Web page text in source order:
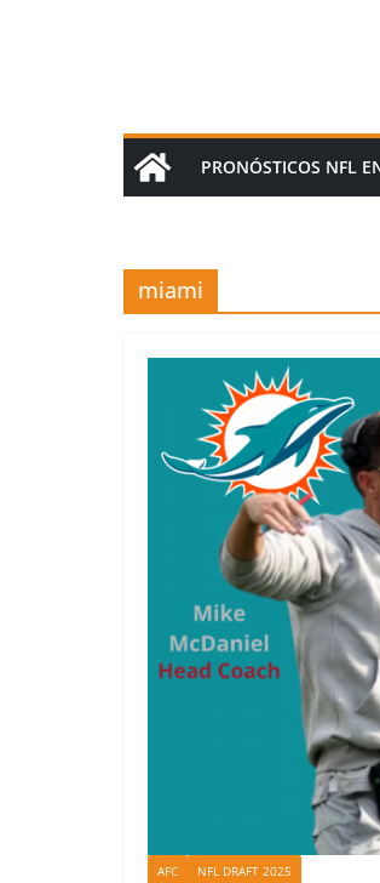
PRONÓSTICOS NFL
miami
AFC NFL DRAFT 2025